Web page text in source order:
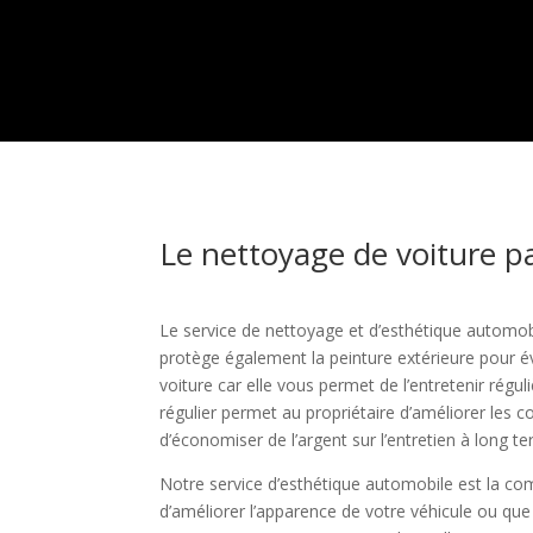
Le nettoyage de voiture
Le service de nettoyage et d’esthétique
protège également la peinture extérieure pour
voiture car elle vous permet de l’entretenir
régulier permet au propriétaire d’améliorer les
d’économiser de l’argent sur l’entretien à long
Notre service d’esthétique automobile est la
d’améliorer l’apparence de votre véhicule ou